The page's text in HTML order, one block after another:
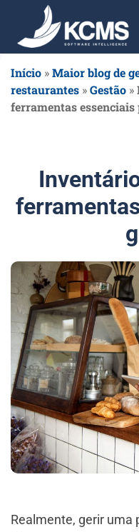
Início »Maior blog de
restaurantes »Gestão »
ferramentas essenciais
Realmente, gerir uma